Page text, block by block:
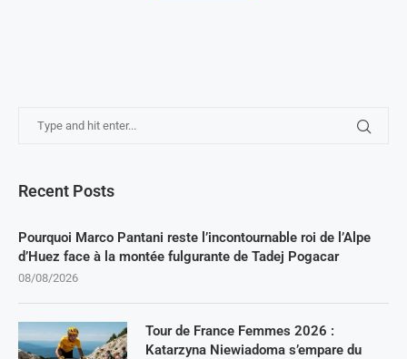
Recent Posts
Pourquoi Marco Pantani reste l’incontournable roi de l’Alpe
d’Huez face à la montée fulgurante de Tadej Pogacar
08/08/2026
Tour de France Femmes 2026 :
Katarzyna Niewiadoma s’empare du